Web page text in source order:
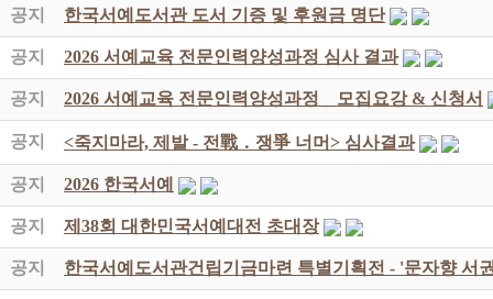
공지 한국서예도서관 도서 기증 및 후원금 명단
공지 2026 서예교육 전문인력양성과정 심사 결과
공지 2026 서예교육 전문인력양성과정 _ 모집요강 & 신청서
공지 <죽지마라, 제발 - 전戰 ․ 쟁爭 너머> 심사결과
공지 2026 한국서예
공지 제38회 대한민국서예대전 초대장
공지 한국서예도서관건립기금마련 특별기획전 - '문자향 서